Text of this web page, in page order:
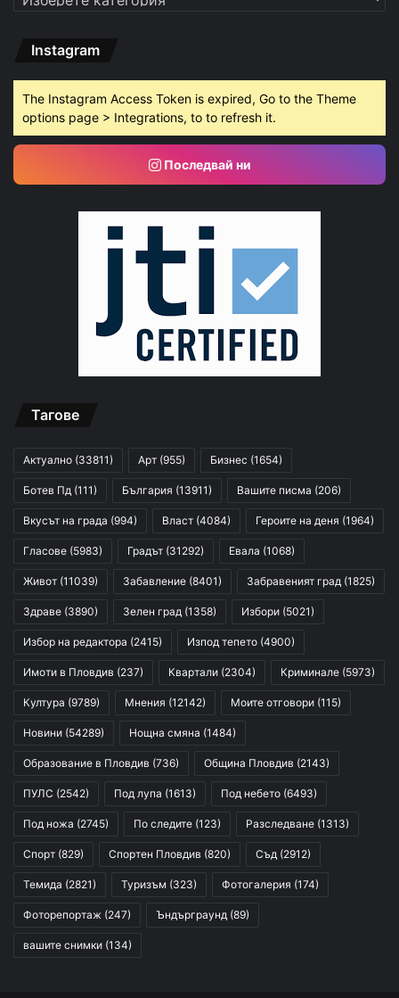
Instagram
The Instagram Access Token is expired, Go to the Theme
options page > Integrations, to to refresh it.
Последвай ни
Тагове
Актуално (33811) Арт (955) Бизнес (1654)
Ботев Пд (111) България (13911) Вашите писма (206)
Вкусът на града (994) Власт (4084) Героите на деня (1964)
Гласове (5983) Градът (31292) Евала (1068)
Живот (11039) Забавление (8401) Забравеният град (1825)
Здраве (3890) Зелен град (1358) Избори (5021)
Избор на редактора (2415) Изпод тепето (4900)
Имоти в Пловдив (237) Квартали (2304) Криминале (5973)
Култура (9789) Мнения (12142) Моите отговори (115)
Новини (54289) Нощна смяна (1484)
Образование в Пловдив (736) Община Пловдив (2143)
ПУЛС (2542) Под лупа (1613) Под небето (6493)
Под ножа (2745) По следите (123) Разследване (1313)
Спорт (829) Спортен Пловдив (820) Съд (2912)
Темида (2821) Туризъм (323) Фотогалерия (174)
Фоторепортаж (247) Ъндърграунд (89)
вашите снимки (134)